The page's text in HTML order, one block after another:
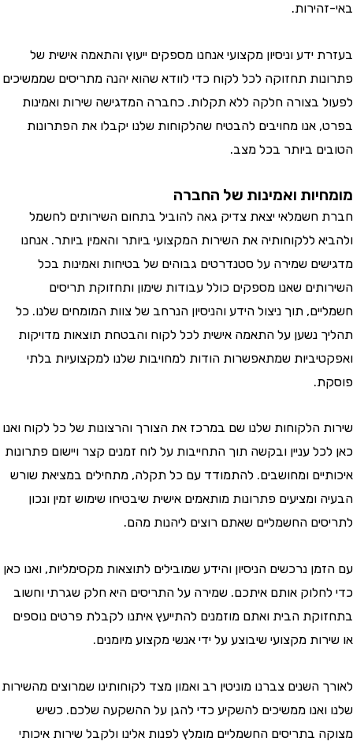
ידע וניסיון מקצועי אנחנו מספקים ייעוץ והתאמה אישית של
תחזוקה לכל לקוח כדי לוודא שהוא יהנה מתריסים שממשיכים
בצורה חלקה ללא תקלות. כחברה המדגישה שירות ואמינות
אנו מחויבים להבטיח שהלקוחות שלנו יקבלו את הפתרונות
ביותר בכל מצב.
ואמינות של החברה
יצאת צדיק גאה להוביל בתחום השירותים לחשמל
ללקוחותיה את השירות המקצועי ביותר והאמין ביותר. אנחנו
שמירה על סטנדרטים גבוהים של בטיחות ואמינות בכל
שאנו מספקים כולל עבודות שימון ותחזוקת תריסים
תוך ניצול הידע והניסיון הנרחב של צוות המומחים שלנו. כל
נשען על התאמה אישית לכל לקוח והבטחת תוצאות מדויקות
שמתאפשרות הודות למחויבות שלנו למקצועיות בלתי
הלקוחות שלנו שם במרכז את הצורך והרצונות של כל לקוח ואנו
עניין ובקשה תוך התחייבות על לוח זמנים קצר ויישום פתרונות
ומחושבים. להתמודד עם כל תקלה, מתחילים במציאת שורש
ומציעים פתרונות מותאמים אישית שיבטיחו שימוש זמין ונכון
החשמליים שאתם רוצים ליהנות מהם.
נרכשים הניסיון והידע שמובילים לתוצאות מקסימליות, ואנו כאן
אותם איתכם. שמירה על התריסים היא חלק שגרתי וחשוב
הבית ואתם מוזמנים להתייעץ איתנו לקבלת פרטים נוספים
מקצועי שיבוצע על ידי אנשי מקצוע מיומנים.
השנים צברנו מוניטין רב ואמון מצד לקוחותינו שמרוצים מהשירות
ממשיכים להשקיע כדי להגן על ההשקעה שלכם. כשיש
בתריסים החשמליים מומלץ לפנות אלינו ולקבל שירות איכותי